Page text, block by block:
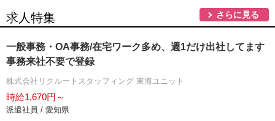
求人特集 さらに見る
一般事務・OA事務/在宅ワーク多め、週1だけ出社してます
事務来社不要で登録
株式会社リクルートスタッフィング 東海ユニット
時給1,670円～
派遣社員 / 愛知県